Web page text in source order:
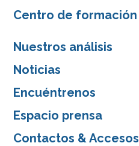
Centro de formación
Nuestros análisis
Noticias
Encuéntrenos
Espacio prensa
Contactos & Accesos